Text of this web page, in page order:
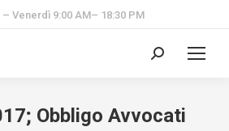
– Venerdì 9:00 AM– 18:30 PM
Cerca:
Obbligo Avvocati